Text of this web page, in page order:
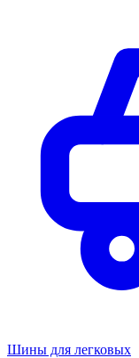
Шины для легковых